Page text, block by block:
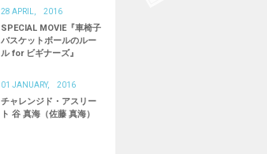
28 APRIL, 2016
SPECIAL MOVIE『車椅子
バスケットボールのルー
ル for ビギナーズ』
01 JANUARY, 2016
チャレンジド・アスリー
ト 谷 真海（佐藤 真海）